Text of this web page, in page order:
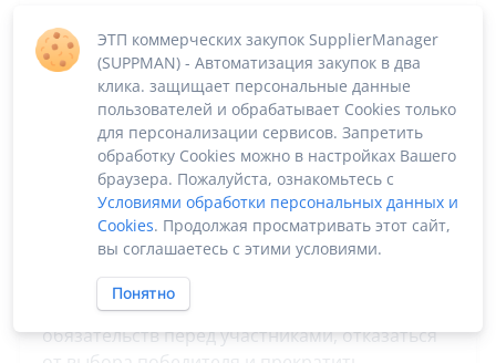
исключительным правом выбора победителя
либо принятия решения об отсутствии
такового, руководствуясь собственными
критериями оценки, которые могут включать
ценовые условия, качественные
характеристики предложения, деловую
репутацию Участника, сроки исполнения
обязательств и иные существенные
коммерческие факторы. При этом Инициатор
вправе по своему усмотрению, без
объяснения причин и без возникновения
обязательств перед участниками, отказаться